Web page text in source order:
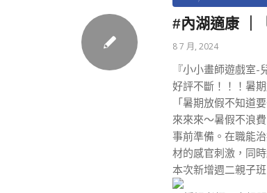
#內湖適康 ｜
8 7 月, 2024
『小小畫師遊戲室-
好評不斷！！！暑期
「暑期放假不知道
來來來～暑假不浪
事前準備。在職能
材的感官刺激，同
本次新增週二親子